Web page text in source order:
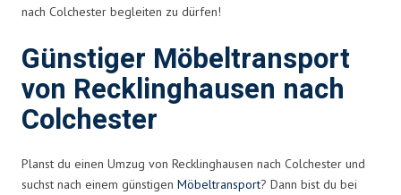
nach Colchester begleiten zu dürfen!
Günstiger Möbeltransport
von Recklinghausen nach
Colchester
Planst du einen Umzug von Recklinghausen nach Colchester und
suchst nach einem günstigen Möbeltransport? Dann bist du bei